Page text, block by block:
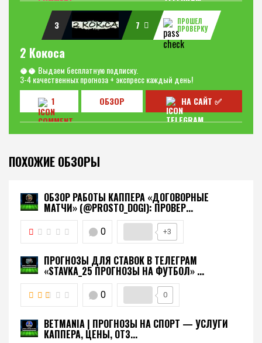
3 7
ПРОШЕЛ
ПРОВЕРКУ
2 Кокоса
🥥🥥 Выдаем бесплатную подписку.
3-4 качественных прогноза + экспресс каждый день!
1
ОБЗОР НА САЙТ ✅
ПОХОЖИЕ ОБЗОРЫ
ОБЗОР РАБОТЫ КАППЕРА «ДОГОВОРНЫЕ
МАТЧИ» (@PROSTO_DOGI): ПРОВЕР...
0 +3
ПРОГНОЗЫ ДЛЯ СТАВОК В ТЕЛЕГРАМ
«STAVKA_25 ПРОГНОЗЫ НА ФУТБОЛ» ...
0 0
BETMANIA | ПРОГНОЗЫ НА СПОРТ — УСЛУГИ
КАППЕРА, ЦЕНЫ, ОТЗ...